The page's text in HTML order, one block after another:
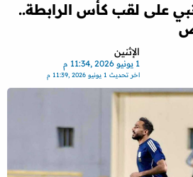
على لقب كأس الرابطة..
الإثنين
1 يونيو 2026 ,11:34 م
اخر تحديث 1 يونيو 2026 ,11:39 م